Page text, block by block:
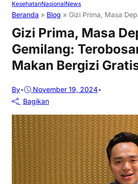
KesehatanNasionalNews
Beranda » Blog » Gizi Prima, Masa
Gizi Prima, Masa
Gemilang:
Makan Bergizi
By• November 19, 2024•
Bagikan